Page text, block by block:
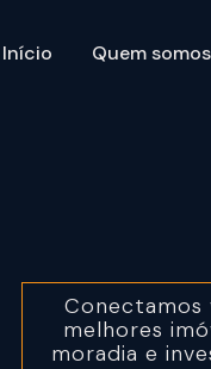
Quem somos
Início
Conectamos
melhores
moradia e